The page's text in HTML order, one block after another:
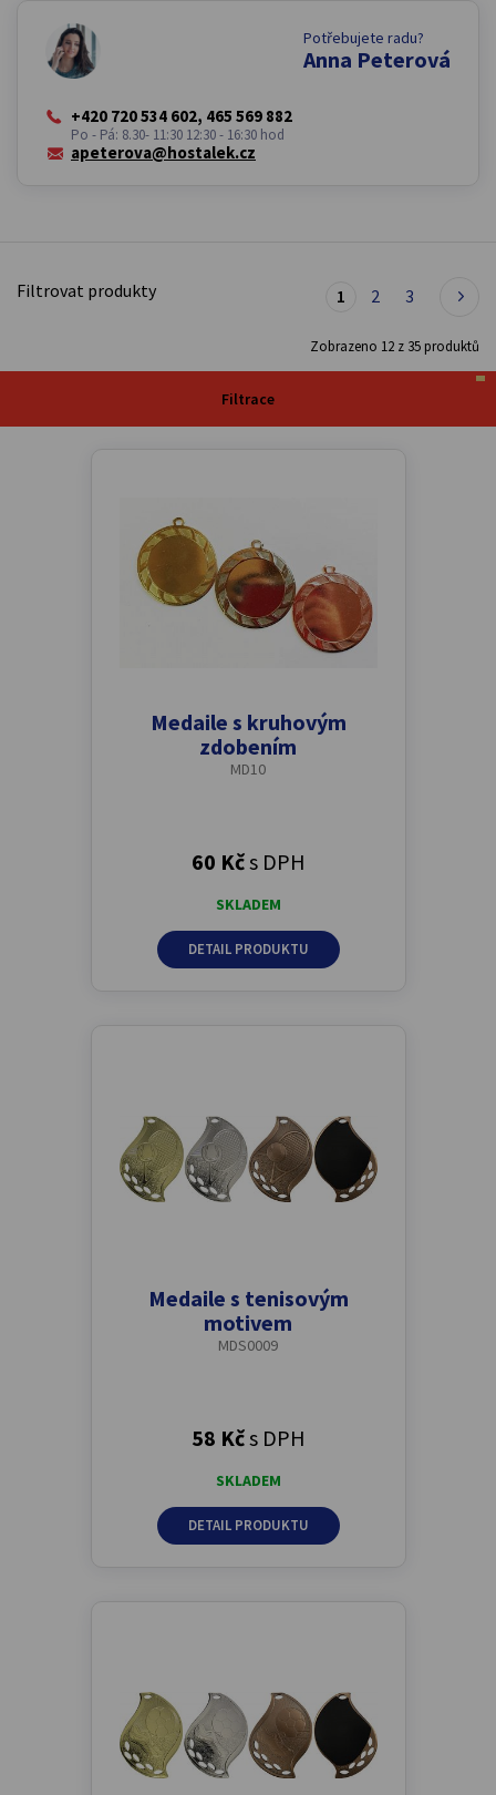
Potřebujete radu?
Anna Peterová
+420 720 534 602, 465 569 882
Po - Pá: 8.30- 11:30 12:30 - 16:30 hod
apeterova@hostalek.cz
Filtrovat produkty 1 2 3
Zobrazeno 12 z 35 produktů
Filtrace
Medaile s kruhovým
zdobením
MD10
60 Kčs DPH
SKLADEM
DETAIL PRODUKTU
Medaile s tenisovým
motivem
MDS0009
58 Kčs DPH
SKLADEM
DETAIL PRODUKTU